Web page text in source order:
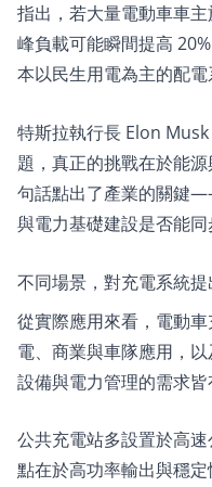
指出，若大量電動車車
峰負載可能瞬間提高
本以民生用電為主的配電
特斯拉執行長 Elon
題，真正的挑戰在於能
句話點出了產業的關鍵
與電力基礎建設是否能同
不同場景，對充電系統
從實際應用來看，電動
電、商業與車隊應用，
設備與電力管理的需求皆
公共充電站多設置於高
點在於高功率輸出與穩